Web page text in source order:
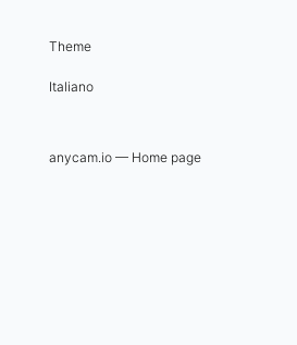
Theme
Italiano
anycam.io — Home page